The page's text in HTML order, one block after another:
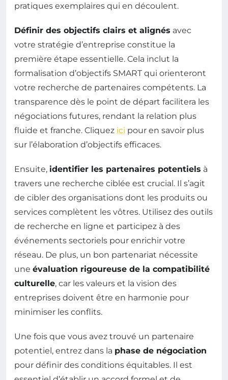
pratiques exemplaires qui en découlent.
Définir des objectifs clairs et alignés avec
votre stratégie d’entreprise constitue la
première étape essentielle. Cela inclut la
formalisation d’objectifs SMART qui orienteront
votre recherche de partenaires compétents. La
transparence dès le point de départ facilitera les
négociations futures, rendant la relation plus
fluide et franche. Cliquez ici pour en savoir plus
sur l’élaboration d’objectifs efficaces.
Ensuite, identifier les partenaires potentiels à
travers une recherche ciblée est crucial. Il s’agit
de cibler des organisations dont les produits ou
services complètent les vôtres. Utilisez des outils
de recherche en ligne et participez à des
événements sectoriels pour enrichir votre
réseau. De plus, un bon partenariat nécessite
une évaluation rigoureuse de la compatibilité
culturelle, car les valeurs et la vision des
entreprises doivent être en harmonie pour
minimiser les conflits.
Une fois que vous avez trouvé un partenaire
potentiel, entrez dans la phase de négociation
pour définir des conditions équitables. Il est